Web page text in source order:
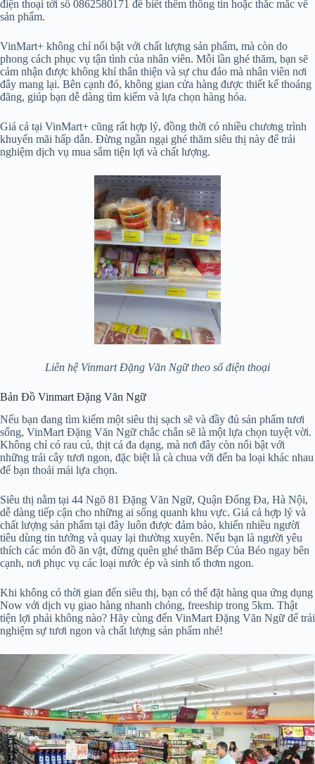
điện thoại tới số 0862580171 để biết thêm thông tin hoặc thắc mắc về
sản phẩm.
VinMart+ không chỉ nổi bật với chất lượng sản phẩm, mà còn do
phong cách phục vụ tận tình của nhân viên. Mỗi lần ghé thăm, bạn sẽ
cảm nhận được không khí thân thiện và sự chu đáo mà nhân viên nơi
đây mang lại. Bên cạnh đó, không gian cửa hàng được thiết kế thoáng
đãng, giúp bạn dễ dàng tìm kiếm và lựa chọn hàng hóa.
Giá cả tại VinMart+ cũng rất hợp lý, đồng thời có nhiều chương trình
khuyến mãi hấp dẫn. Đừng ngần ngại ghé thăm siêu thị này để trải
nghiệm dịch vụ mua sắm tiện lợi và chất lượng.
Liên hệ Vinmart Đặng Văn Ngữ theo số điện thoại
Bản Đồ Vinmart Đặng Văn Ngữ
Nếu bạn đang tìm kiếm một siêu thị sạch sẽ và đầy đủ sản phẩm tươi
sống, VinMart Đặng Văn Ngữ chắc chắn sẽ là một lựa chọn tuyệt vời.
Không chỉ có rau củ, thịt cá đa dạng, mà nơi đây còn nổi bật với
những trái cây tươi ngon, đặc biệt là cà chua với đến ba loại khác nhau
để bạn thoải mái lựa chọn.
Siêu thị nằm tại 44 Ngõ 81 Đặng Văn Ngữ, Quận Đống Đa, Hà Nội,
dễ dàng tiếp cận cho những ai sống quanh khu vực. Giá cả hợp lý và
chất lượng sản phẩm tại đây luôn được đảm bảo, khiến nhiều người
tiêu dùng tin tưởng và quay lại thường xuyên. Nếu bạn là người yêu
thích các món đồ ăn vặt, đừng quên ghé thăm Bếp Của Béo ngay bên
cạnh, nơi phục vụ các loại nước ép và sinh tố thơm ngon.
Khi không có thời gian đến siêu thị, bạn có thể đặt hàng qua ứng dụng
Now với dịch vụ giao hàng nhanh chóng, freeship trong 5km. Thật
tiện lợi phải không nào? Hãy cùng đến VinMart Đặng Văn Ngữ để trải
nghiệm sự tươi ngon và chất lượng sản phẩm nhé!